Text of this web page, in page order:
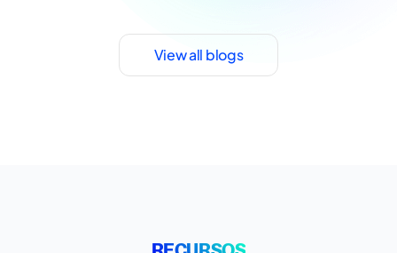
View all blogs